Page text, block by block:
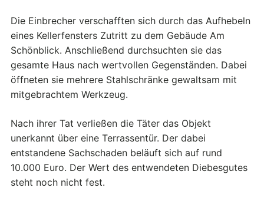
Die Einbrecher verschafften sich durch das Aufhebeln
eines Kellerfensters Zutritt zu dem Gebäude Am
Schönblick. Anschließend durchsuchten sie das
gesamte Haus nach wertvollen Gegenständen. Dabei
öffneten sie mehrere Stahlschränke gewaltsam mit
mitgebrachtem Werkzeug.
Nach ihrer Tat verließen die Täter das Objekt
unerkannt über eine Terrassentür. Der dabei
entstandene Sachschaden beläuft sich auf rund
10.000 Euro. Der Wert des entwendeten Diebesgutes
steht noch nicht fest.